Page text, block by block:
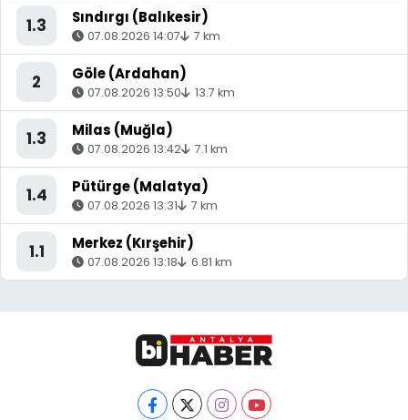
1.3 Sındırgı (Balıkesir)
07.08.2026 14:07 7 km
2 Göle (Ardahan)
07.08.2026 13:50 13.7 km
1.3 Milas (Muğla)
07.08.2026 13:42 7.1 km
1.4 Pütürge (Malatya)
07.08.2026 13:31 7 km
1.1 Merkez (Kırşehir)
07.08.2026 13:18 6.81 km